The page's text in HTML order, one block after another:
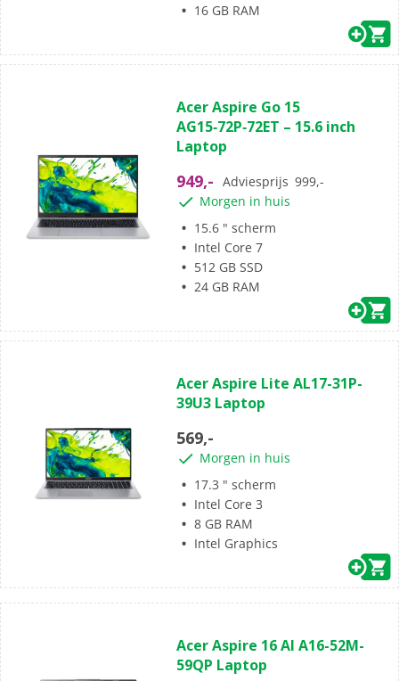
16 GB RAM
van
de
5
Acer Aspire Go 15
AG15‑72P‑72ET – 15.6 inch
Laptop
949,- Adviesprijs 999,-
Morgen in huis
15.6 " scherm
Intel Core 7
512 GB SSD
24 GB RAM
van
de
sterren.
Acer Aspire Lite AL17-31P-
39U3 Laptop
569,-
Morgen in huis
17.3 " scherm
Intel Core 3
8 GB RAM
Intel Graphics
van
de
Acer Aspire 16 AI A16-52M-
59QP Laptop